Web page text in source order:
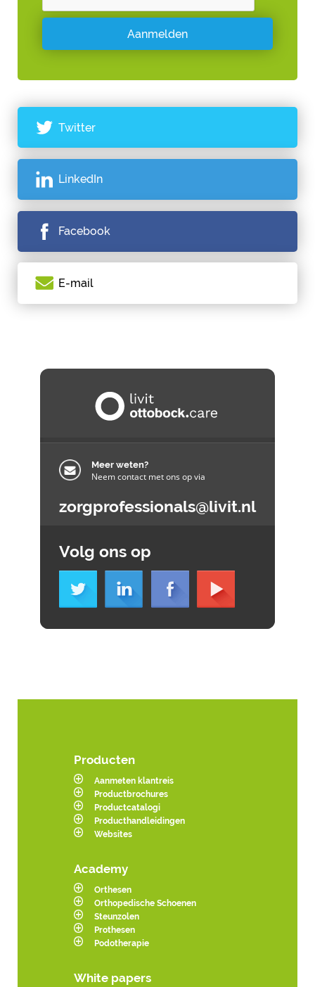
Twitter
LinkedIn
Facebook
E-mail
Meer weten?
Neem contact met ons op via
zorgprofessionals@livit.nl
Volg ons op
Producten
Aanmeten klantreis
Productbrochures
Productcatalogi
Producthandleidingen
Websites
Academy
Orthesen
Orthopedische Schoenen
Steunzolen
Prothesen
Podotherapie
White papers